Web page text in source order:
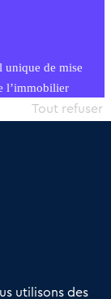
unique de mise
l’immobilier
et intégrant
utilisons des
Tout refuser